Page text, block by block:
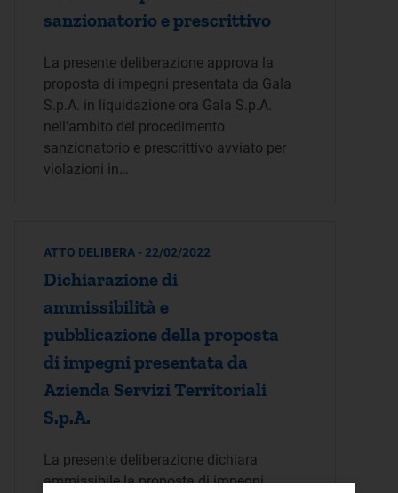
sanzionatorio e prescrittivo
La presente deliberazione approva la
proposta di impegni presentata da Gala
S.p.A. in liquidazione ora Gala S.p.A.
nell’ambito del procedimento
sanzionatorio e prescrittivo avviato per
violazioni in…
ATTO DELIBERA - 22/02/2022
Dichiarazione di
ammissibilità e
pubblicazione della proposta
di impegni presentata da
Azienda Servizi Territoriali
S.p.A.
La presente deliberazione dichiara
ammissibile la proposta di impegni